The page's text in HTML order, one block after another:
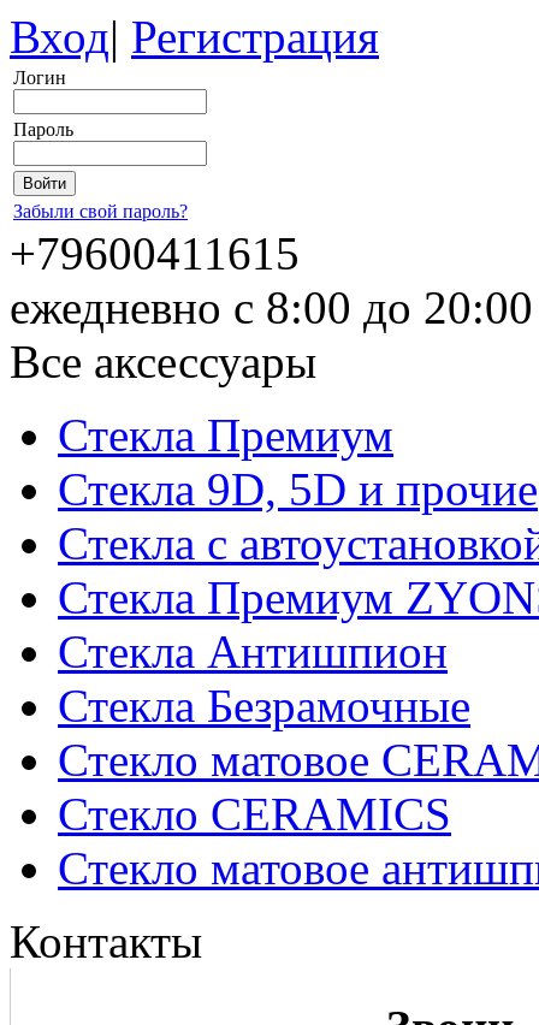
Вход| Регистрация
Логин
Пароль
Забыли свой пароль?
+79600411615
ежедневно с 8:00 до
Все аксессуары
Стекла Премиум
Стекла 9D, 5D и прочие
Стекла с
Стекла Премиум
Стекла Антишпион
Стекла Безрамочные
Стекло матовое
Стекло CERAMICS
Стекло матовое
Контакты